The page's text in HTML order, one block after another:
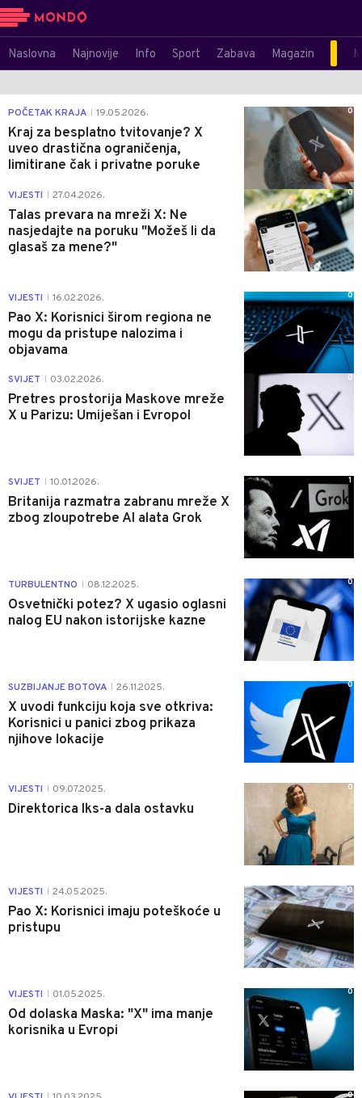
Naslovna Najnovije Info Sport Zabava Magazin
POČETAK KRAJA 19.05.2026.
Kraj za besplatno tvitovanje? X
uveo drastična ograničenja,
limitirane čak i privatne poruke
0
VIJESTI 27.04.2026.
Talas prevara na mreži X: Ne
nasjedajte na poruku "Možeš li da
glasaš za mene?"
0
VIJESTI 16.02.2026.
Pao X: Korisnici širom regiona ne
mogu da pristupe nalozima i
objavama
0
SVIJET 03.02.2026.
Pretres prostorija Maskove mreže
X u Parizu: Umiješan i Evropol
0
SVIJET 10.01.2026.
Britanija razmatra zabranu mreže X
zbog zloupotrebe AI alata Grok
1
TURBULENTNO 08.12.2025.
Osvetnički potez? X ugasio oglasni
nalog EU nakon istorijske kazne
0
SUZBIJANJE BOTOVA 26.11.2025.
X uvodi funkciju koja sve otkriva:
Korisnici u panici zbog prikaza
njihove lokacije
0
VIJESTI 09.07.2025.
Direktorica Iks-a dala ostavku
0
VIJESTI 24.05.2025.
Pao X: Korisnici imaju poteškoće u
pristupu
0
VIJESTI 01.05.2025.
Od dolaska Maska: "X" ima manje
korisnika u Evropi
0
0